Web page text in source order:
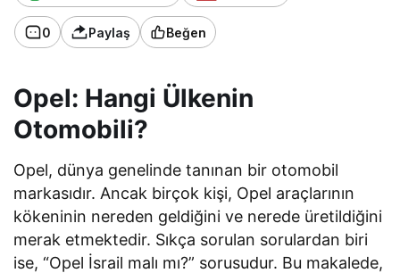
0 Paylaş Beğen
Opel: Hangi Ülkenin
Otomobili?
Opel, dünya genelinde tanınan bir otomobil
markasıdır. Ancak birçok kişi, Opel araçlarının
kökeninin nereden geldiğini ve nerede üretildiğini
merak etmektedir. Sıkça sorulan sorulardan biri
ise, “Opel İsrail malı mı?” sorusudur. Bu makalede,